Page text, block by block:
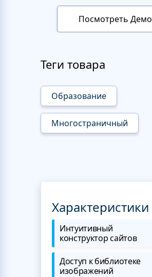
Посмотреть Демо
Теги товара
Образование
Многостраничный
Характеристики
Интуитивный
конструктор сайтов
Доступ к библиотеке
изображений